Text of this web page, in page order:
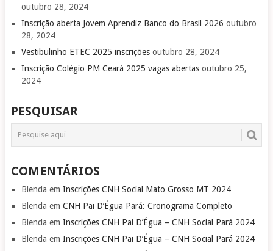
outubro 28, 2024
Inscrição aberta Jovem Aprendiz Banco do Brasil 2026 outubro
28, 2024
Vestibulinho ETEC 2025 inscrições outubro 28, 2024
Inscrição Colégio PM Ceará 2025 vagas abertas outubro 25,
2024
PESQUISAR
COMENTÁRIOS
Blenda em Inscrições CNH Social Mato Grosso MT 2024
Blenda em CNH Pai D’Égua Pará: Cronograma Completo
Blenda em Inscrições CNH Pai D’Égua – CNH Social Pará 2024
Blenda em Inscrições CNH Pai D’Égua – CNH Social Pará 2024